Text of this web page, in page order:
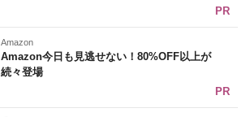
PR
Amazon
Amazon今日も見逃せない！80%OFF以上が
続々登場
PR